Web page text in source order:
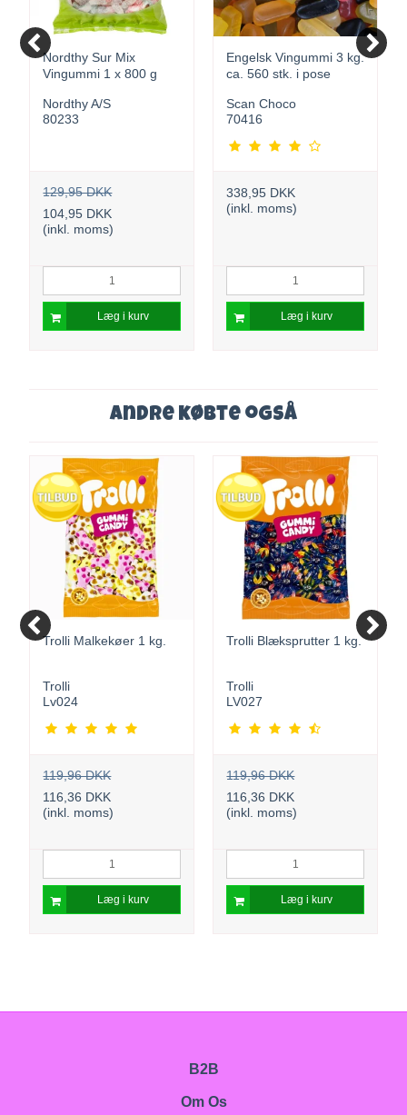
Nordthy Sur Mix
Vingummi 1 x 800 g
Nordthy A/S
80233
129,95 DKK
104,95 DKK
(inkl. moms)
Læg i kurv
Engelsk Vingummi 3 kg.
ca. 560 stk. i pose
Scan Choco
70416
338,95 DKK
(inkl. moms)
Læg i kurv
Andre købte også
Trolli Malkekøer 1 kg.
Trolli
Lv024
119,96 DKK
116,36 DKK
(inkl. moms)
Læg i kurv
Trolli Blæksprutter 1 kg.
Trolli
LV027
119,96 DKK
116,36 DKK
(inkl. moms)
Læg i kurv
B2B
Om Os